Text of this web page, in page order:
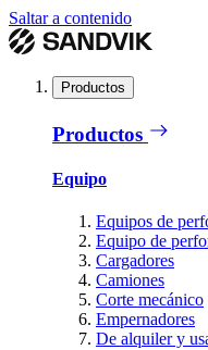
Saltar a contenido
Productos
Productos
Equipo
Equipos de
Equipo de
Cargadores
Camiones
Corte mecánico
Empernadores
De alquiler y